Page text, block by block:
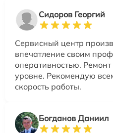
Сидоров Георгий
Сервисный центр
впечатление своим
оперативностью.
уровне. Рекомендую
скорость работы.
Богданов Даниил